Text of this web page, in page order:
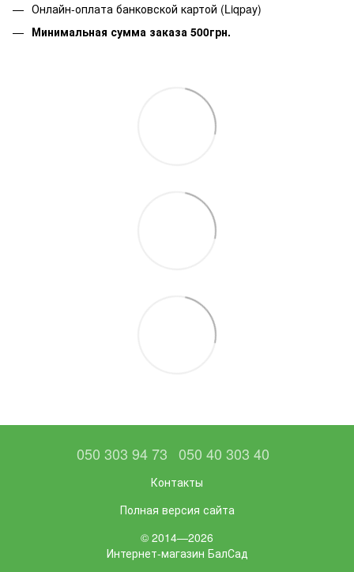
Онлайн-оплата банковской картой (Liqpay)
Минимальная сумма заказа 500грн.
050 303 94 73 050 40 303 40
Контакты
Полная версия сайта
© 2014—2026
Интернет-магазин БалСад